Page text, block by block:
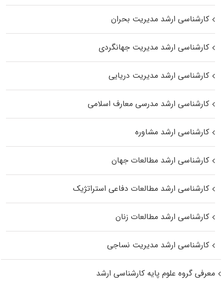
کارشناسی ارشد مدیریت بحران
کارشناسی ارشد مدیریت جهانگردی
کارشناسی ارشد مدیریت دریایی
کارشناسی ارشد مدرسی معارف اسلامی
کارشناسی ارشد مشاوره
کارشناسی ارشد مطالعات جهان
کارشناسی ارشد مطالعات دفاعی استراتژیک
کارشناسی ارشد مطالعات زنان
کارشناسی ارشد مدیریت نساجی
معرفی گروه علوم پایه کارشناسی ارشد